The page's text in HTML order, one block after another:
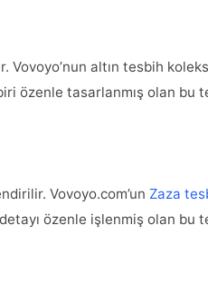
Vovoyo’nun altın tesbih
özenle tasarlanmış olan bu
Vovoyo.com’un Zaza
özenle işlenmiş olan bu